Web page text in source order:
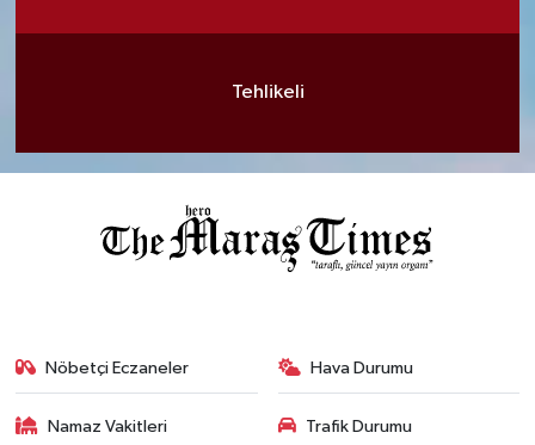
Tehlikeli
Nöbetçi Eczaneler Hava Durumu
Namaz Vakitleri Trafik Durumu